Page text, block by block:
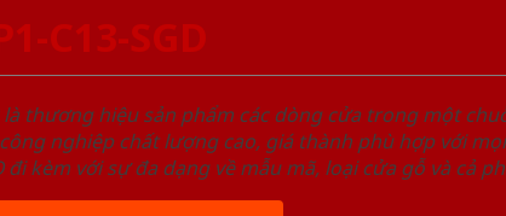
C13-SGD
là thương hiệu sản phẩm các dòng cửa trong một
nghiệp chất lượng cao, giá thành phù hợp với
kèm với sự đa dạng về mẫu mã, loại cửa gỗ và cả